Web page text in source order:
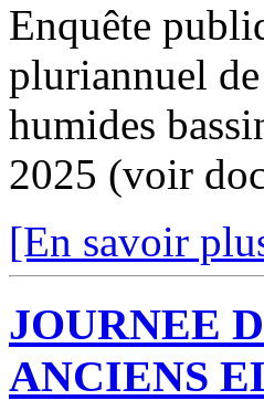
Enquête
pluriannuel
humides
2025 (voir
[En savoir
JOURNEE
ANCIENS